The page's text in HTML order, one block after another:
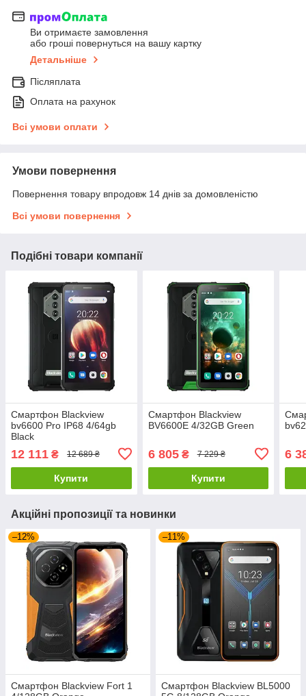
Ви отримаєте замовлення
або гроші повернуться на вашу картку
Детальніше
Післяплата
Оплата на рахунок
Всі умови оплати
Умови повернення
Повернення товару впродовж 14 днів за домовленістю
Всі умови повернення
Подібні товари компанії
Смартфон Blackview
bv6600 Pro IP68 4/64gb
Black
12 111 ₴ 12 689 ₴
Купити
Смартфон Blackview
BV6600E 4/32GB Green
6 805₴ 7 229 ₴
Купити
6
Акційні пропозиції та новинки
–12%
Смартфон Blackview Fort 1
–11%
Смартфон Blackview BL5000